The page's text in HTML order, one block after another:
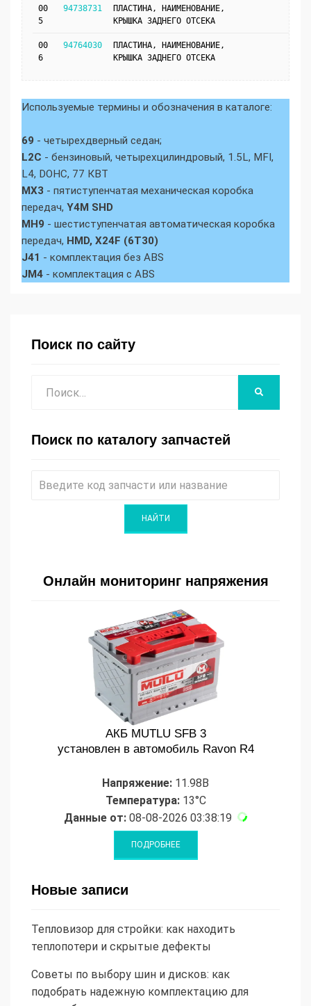
00
5
94738731
ПЛАСТИНА, НАИМЕНОВАНИЕ,
КРЫШКА ЗАДНЕГО ОТСЕКА
00
6
94764030
ПЛАСТИНА, НАИМЕНОВАНИЕ,
КРЫШКА ЗАДНЕГО ОТСЕКА
Используемые термины и обозначения в каталоге:
69 - четырехдверный седан;
L2C - бензиновый, четырехцилиндровый, 1.5L, MFI,
L4, DOHC, 77 КВТ
MX3 - пятиступенчатая механическая коробка
передач, Y4M SHD
MH9 - шестиступенчатая автоматическая коробка
передач, HMD, X24F (6T30)
J41 - комплектация без ABS
JM4 - комплектация с ABS
Поиск по сайту
Поиск по каталогу запчастей
Онлайн мониторинг напряжения
АКБ MUTLU SFB 3
установлен в автомобиль Ravon R4
Напряжение: 11.98В
Температура:13°C
Данные от: 08-08-2026 03:38:19
Новые записи
Тепловизор для стройки: как находить
теплопотери и скрытые дефекты
Советы по выбору шин и дисков: как
подобрать надежную комплектацию для